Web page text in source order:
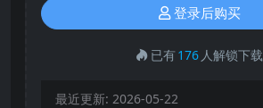
登录后购买
已有176 人解锁下载
最近更新: 2026-05-22